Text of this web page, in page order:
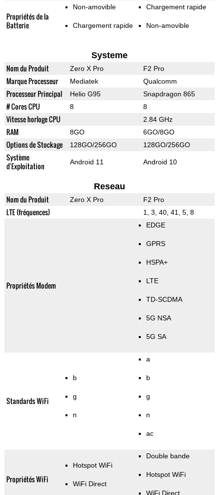
Propriétés de la
Batterie
Non-amovible
Chargement rapide
Chargement rapide
Non-amovible
Systeme
Nom du Produit Zero X Pro F2 Pro
Marque Processeur Mediatek Qualcomm
Processeur Principal Helio G95 Snapdragon 865
# Cores CPU 8 8
Vitesse horloge CPU 2.84 GHz
RAM 8GO 6GO/8GO
Options de Stockage 128GO/256GO 128GO/256GO
Système
d'Exploitation
Android 11 Android 10
Reseau
Nom du Produit Zero X Pro F2 Pro
LTE (fréquences) 1, 3, 40, 41, 5, 8
Propriétés Modem
EDGE
GPRS
HSPA+
LTE
TD-SCDMA
5G NSA
5G SA
Standards WiFi
b
g
n
a
b
g
n
ac
Propriétés WiFi
Hotspot WiFi
WiFi Direct
Double bande
Hotspot WiFi
WiFi Direct